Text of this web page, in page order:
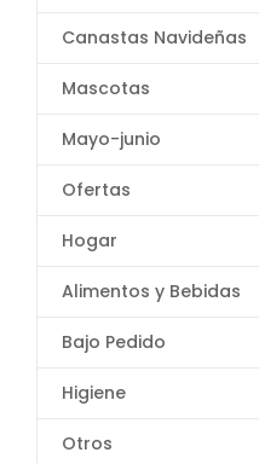
Canastas Navideñas
Mascotas
Mayo-junio
Ofertas
Hogar
Alimentos y Bebidas
Bajo Pedido
Higiene
Otros